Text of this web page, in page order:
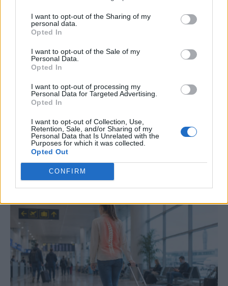
I want to opt-out of the Sharing of my
personal data.
Opted In
I want to opt-out of the Sale of my
Personal Data.
Opted In
I want to opt-out of processing my
Personal Data for Targeted Advertising.
Opted In
I want to opt-out of Collection, Use,
Retention, Sale, and/or Sharing of my
Personal Data that Is Unrelated with the
Purposes for which it was collected.
Opted Out
CONFIRM
ΜΑΣΤΟΓΡΑΦΊΑ
Just in